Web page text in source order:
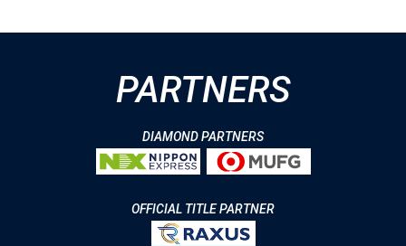
PARTNERS
DIAMOND PARTNERS
OFFICIAL TITLE PARTNER